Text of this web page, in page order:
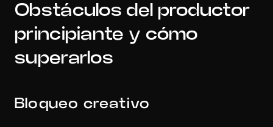
Obstáculos del productor
principiante y cómo
superarlos
Bloqueo creativo